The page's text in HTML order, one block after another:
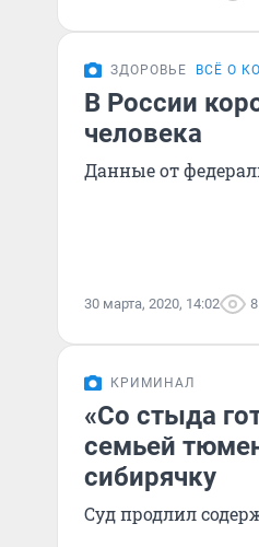
ЗДОРОВЬЕ ВСЁ О
В России
человека
Данные от
30 марта, 2020, 14:02
КРИМИНАЛ
«Со стыда
семьей
сибирячку
Суд продлил